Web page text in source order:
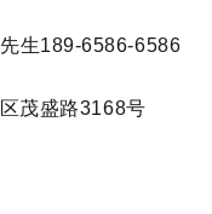
生189-6586-6586
茂盛路3168号